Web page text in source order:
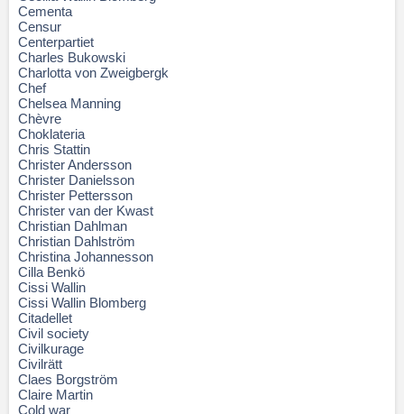
Cementa
Censur
Centerpartiet
Charles Bukowski
Charlotta von Zweigbergk
Chef
Chelsea Manning
Chèvre
Choklateria
Chris Stattin
Christer Andersson
Christer Danielsson
Christer Pettersson
Christer van der Kwast
Christian Dahlman
Christian Dahlström
Christina Johannesson
Cilla Benkö
Cissi Wallin
Cissi Wallin Blomberg
Citadellet
Civil society
Civilkurage
Civilrätt
Claes Borgström
Claire Martin
Cold war